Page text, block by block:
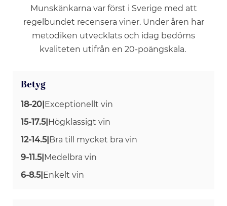
Munskänkarna var först i Sverige med att
regelbundet recensera viner. Under åren har
metodiken utvecklats och idag bedöms
kvaliteten utifrån en 20-poängskala.
Betyg
18-20 Exceptionellt vin
15-17.5| Högklassigt vin
12-14.5| Bra till mycket bra vin
9-11.5| Medelbra vin
6-8.5| Enkelt vin